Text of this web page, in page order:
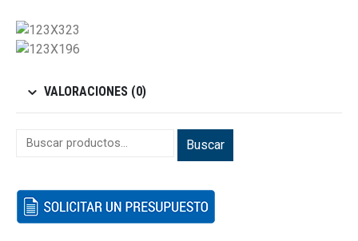
VALORACIONES (0)
Buscar